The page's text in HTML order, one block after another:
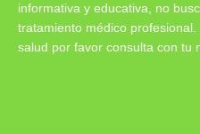
informativa y educativa, no
tratamiento médico
salud por favor consulta con tu